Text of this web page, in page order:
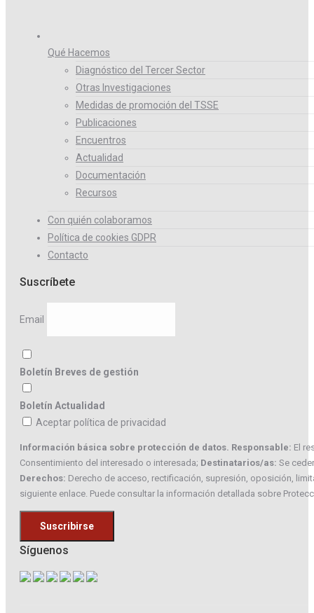
Qué Hacemos
Diagnóstico del Tercer Sector
Otras Investigaciones
Medidas de promoción del TSSE
Publicaciones
Encuentros
Actualidad
Documentación
Recursos
Con quién colaboramos
Política de cookies GDPR
Contacto
Suscríbete
Email
Boletín Breves de gestión
Boletín Actualidad
Aceptar política de privacidad
Información básica sobre protección de datos. Responsable: El
Consentimiento del interesado o interesada; Destinatarios/as: Se
Derechos: Derecho de acceso, rectificación, supresión, oposición,
siguiente enlace. Puede consultar la información detallada sobre
Síguenos